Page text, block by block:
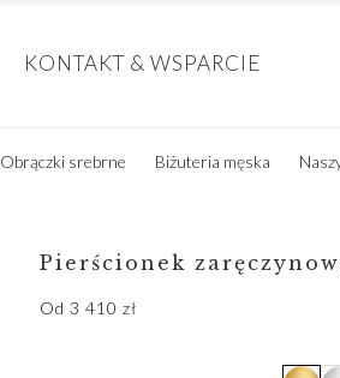
KONTAKT & WSPARCIE
Obrączki srebrne Biżuteria męska
Pierścionek
Od 3 410 zł